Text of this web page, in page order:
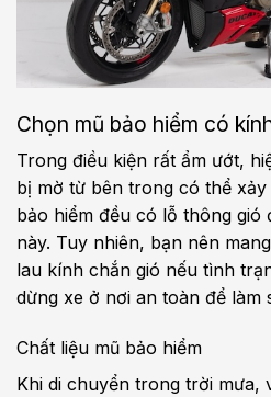
Chọn mũ bảo hiểm có
Trong điều kiện rất ẩm ướt,
bị mờ từ bên trong có thể
bảo hiểm đều có lỗ thông gió
này. Tuy nhiên, bạn nên
lau kính chắn gió nếu tình
dừng xe ở nơi an toàn để làm
Chất liệu mũ bảo hiểm
Khi di chuyển trong trời mưa,